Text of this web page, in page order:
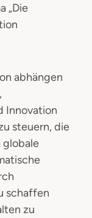
„Die
abhängen
Innovation
steuern, die
globale
schaffen
zu